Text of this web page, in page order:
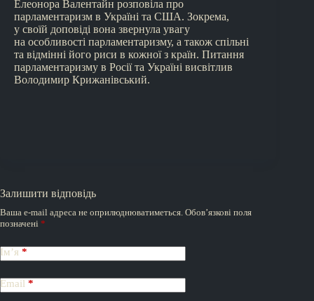
Елеонора Валентайн розповіла про
парламентаризм в Україні та США. Зокрема,
у своїй доповіді вона звернула увагу
на особливості парламентаризму, а також спільні
та відмінні його риси в кожної з країн. Питання
парламентаризму в Росії та Україні висвітлив
Володимир Крижанівський.
Залишити відповідь
Ваша e-mail адреса не оприлюднюватиметься. Обов’язкові поля
позначені *
Ім’я *
Email *